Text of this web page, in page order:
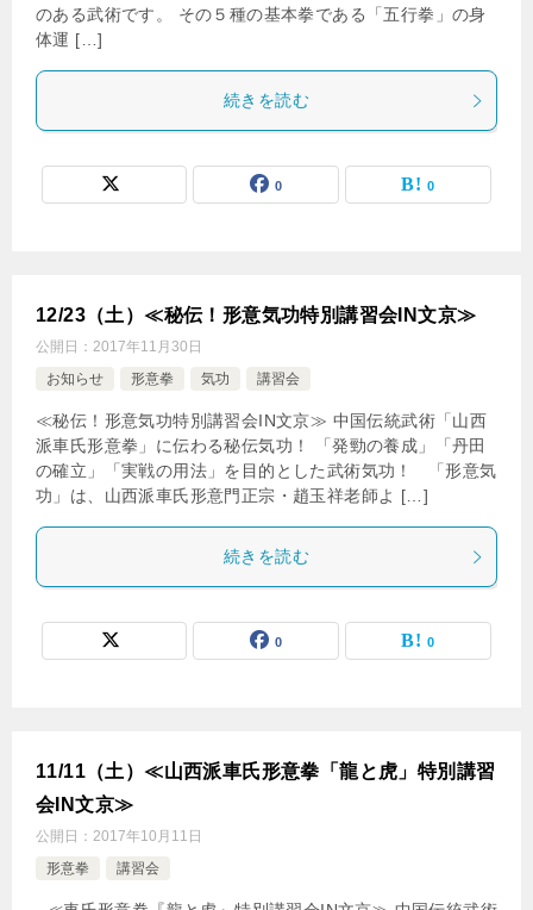
のある武術です。 その５種の基本拳である「五行拳」の身
体運 […]
続きを読む
0 0
12/23（土）≪秘伝！形意気功特別講習会IN文京≫
公開日： 2017年11月30日
お知らせ
形意拳 気功 講習会
≪秘伝！形意気功特別講習会IN文京≫ 中国伝統武術「山西
派車氏形意拳」に伝わる秘伝気功！ 「発勁の養成」「丹田
の確立」「実戦の用法」を目的とした武術気功！ 「形意気
功」は、山西派車氏形意門正宗・趙玉祥老師よ […]
続きを読む
0 0
11/11（土）≪山西派車氏形意拳「龍と虎」特別講習
会IN文京≫
公開日： 2017年10月11日
形意拳
講習会